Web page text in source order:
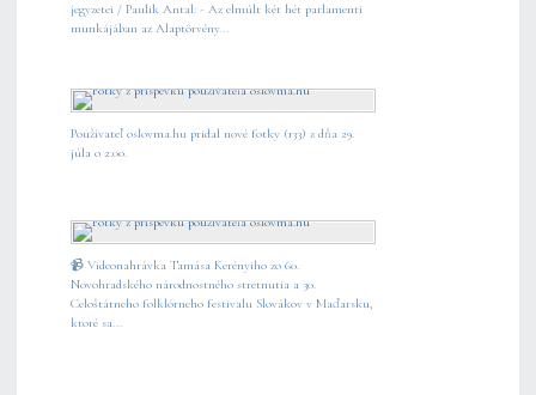
jegyzetei / Paulik Antal: - Az elmúlt két hét parlamenti
munkájában az Alaptörvény...
Používateľ oslovma.hu pridal nové fotky (133) z dňa 29.
júla o 2:00.
📹 Videonahrávka Tamása Kerényiho zo 60.
Novohradského národnostného stretnutia a 30.
Celoštátneho folklórneho festivalu Slovákov v Maďarsku,
ktoré sa...